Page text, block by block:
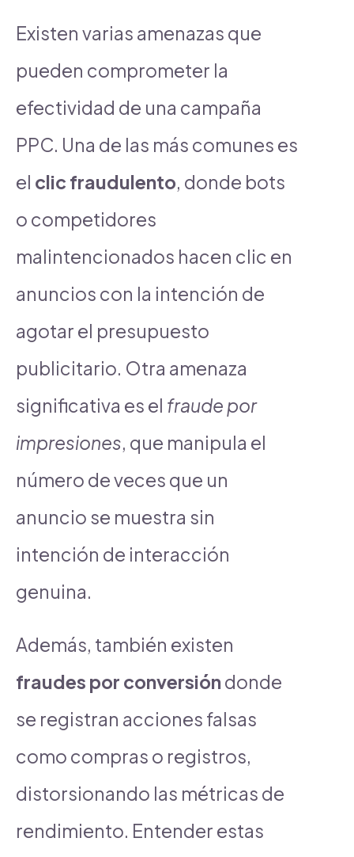
Existen varias amenazas que
pueden comprometer la
efectividad de una campaña
PPC. Una de las más comunes es
el clic fraudulento, donde bots
o competidores
malintencionados hacen clic en
anuncios con la intención de
agotar el presupuesto
publicitario. Otra amenaza
significativa es el fraude por
impresiones, que manipula el
número de veces que un
anuncio se muestra sin
intención de interacción
genuina.
Además, también existen
fraudes por conversión donde
se registran acciones falsas
como compras o registros,
distorsionando las métricas de
rendimiento. Entender estas